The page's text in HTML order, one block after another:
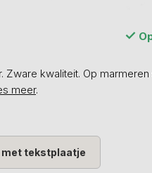
Zware kwaliteit. Op
meer.
tekstplaatje